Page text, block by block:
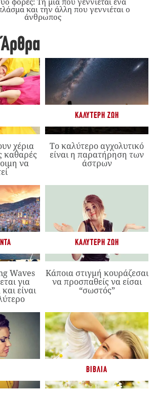
και την άλλη που γεννιέται ο
άνθρωπος
χέρια
καθαρές
να
ΚΑΛΎΤΕΡΗ ΖΩΉ
Το καλύτερο αγχολυτικό
είναι η παρατήρηση των
άστρων
Waves
για
είναι
ΚΑΛΎΤΕΡΗ ΖΩΉ
Κάποια στιγμή κουράζεσαι
να προσπαθείς να είσαι
“σωστός”
ΒΙΒΛΊΑ